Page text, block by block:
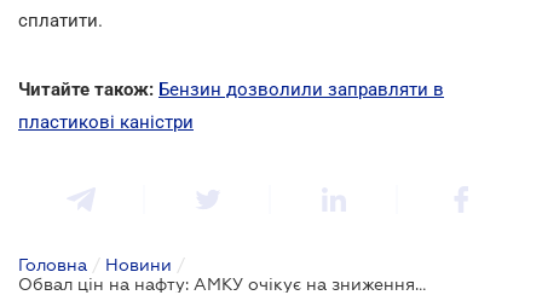
cплатити.
Читайте також: Бензин дозволили заправляти в
пластикові каністри
Головна / Новини /
Обвал цін на нафту: АМКУ очікує на зниження цін АЗС на бензин